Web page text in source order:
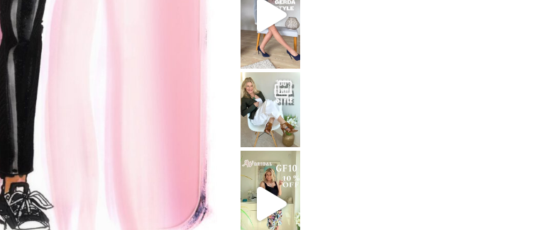
That means: timeless white,
Stepping out in the stunning SHAKIRA Dress from